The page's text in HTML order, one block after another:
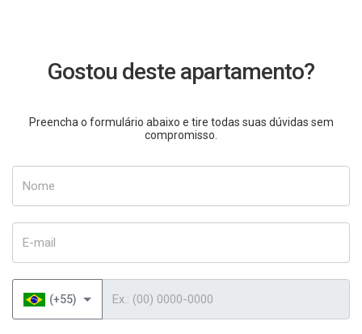
Gostou deste apartamento?
Preencha o formulário abaixo e tire todas suas dúvidas sem
compromisso.
(+55)